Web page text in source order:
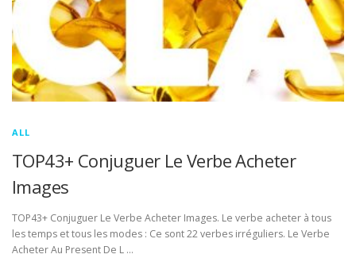
ALL
TOP43+ Conjuguer Le Verbe Acheter
Images
TOP43+ Conjuguer Le Verbe Acheter Images. Le verbe acheter à tous
les temps et tous les modes : Ce sont 22 verbes irréguliers. Le Verbe
Acheter Au Present De L …